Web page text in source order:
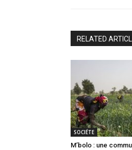
RELATED
SOCIÉTE
M’bolo : une